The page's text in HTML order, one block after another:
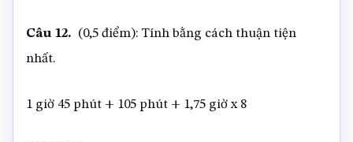
Câu 12. (0,5 điểm): Tính bằng cách thuận tiện
nhất.
1 giờ 45 phút + 105 phút + 1,75 giờ x 8